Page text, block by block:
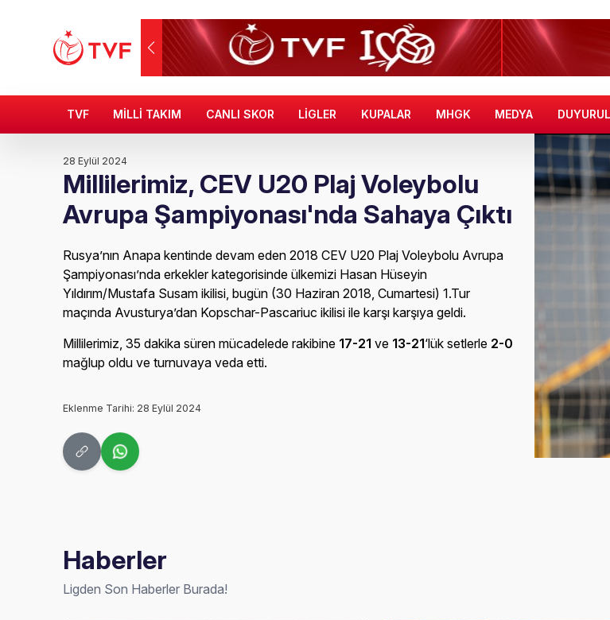
TVF MİLLİ TAKIM CANLI SKOR LİGLER KUPALAR MHGK MEDYA
28 Eylül 2024
Millilerimiz, CEV U20 Plaj Voleybolu
Avrupa Şampiyonası'nda Sahaya Çıktı
Rusya’nın Anapa kentinde devam eden 2018 CEV U20 Plaj Voleybolu Avrupa
Şampiyonası’nda erkekler kategorisinde ülkemizi Hasan Hüseyin
Yıldırım/Mustafa Susam ikilisi, bugün (30 Haziran 2018, Cumartesi) 1.Tur
maçında Avusturya’dan Kopschar-Pascariuc ikilisi ile karşı karşıya geldi.
Millilerimiz, 35 dakika süren mücadelede rakibine 17-21 ve 13-21‘lük setlerle 2-0
mağlup oldu ve turnuvaya veda etti.
Eklenme Tarihi: 28 Eylül 2024
Haberler
Ligden Son Haberler Burada!